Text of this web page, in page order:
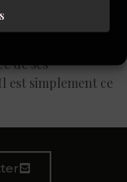
nouvelles « Ibiza
livre, et c’est
de ses
est simplement ce